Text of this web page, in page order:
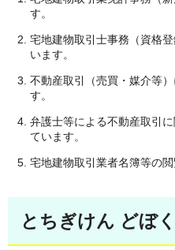
す。
宅地建物取引士事務（資格
います。
不動産取引（売買・媒介等
す。
弁護士等による不動産取引
ています。
宅地建物取引業者名簿等の閲
とちぎけん どぼ